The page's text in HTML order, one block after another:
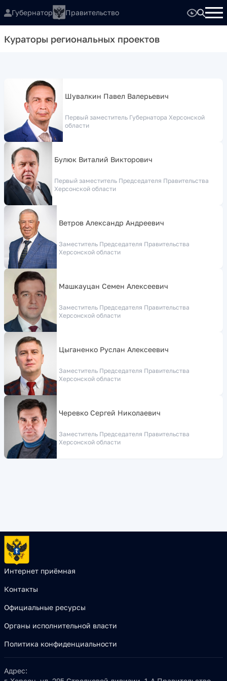
Губернатор Правительство
Кураторы региональных проектов
Шувалкин Павел Валерьевич
Первый заместитель Губернатора Херсонской
области
Булюк Виталий Викторович
Первый заместитель Председателя Правительства
Херсонской области
Ветров Александр Андреевич
Заместитель Председателя Правительства
Херсонской области
Машкауцан Семен Алексеевич
Заместитель Председателя Правительства
Херсонской области
Цыганенко Руслан Алексеевич
Заместитель Председателя Правительства
Херсонской области
Черевко Сергей Николаевич
Заместитель Председателя Правительства
Херсонской области
Интернет приёмная
Контакты
Официальные ресурсы
Органы исполнительной власти
Политика конфиденциальности
Адрес: